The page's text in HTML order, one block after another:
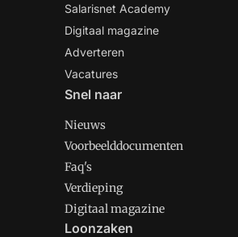
Salarisnet Academy
Digitaal magazine
Adverteren
Vacatures
Snel naar
Nieuws
Voorbeelddocumenten
Faq's
Verdieping
Digitaal magazine
Loonzaken